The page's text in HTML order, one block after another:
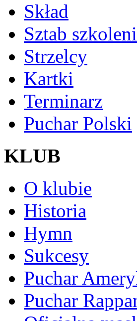
Skład
Sztab
Strzelcy
Kartki
Terminarz
Puchar Polski
KLUB
O klubie
Historia
Hymn
Sukcesy
Puchar
Puchar